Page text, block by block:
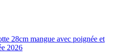
28cm mangue avec poignée et
2026